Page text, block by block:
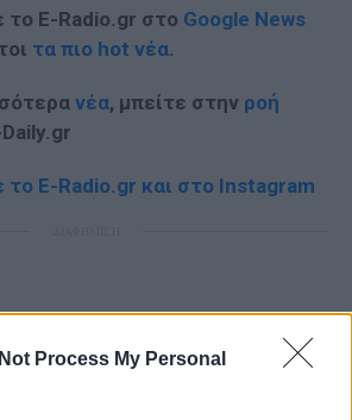
Process My Personal
E-Radio.gr στο Google News
τα πιο hot νέα.
νέα, μπείτε στην ροή
E-Radio.gr και στο Instagram